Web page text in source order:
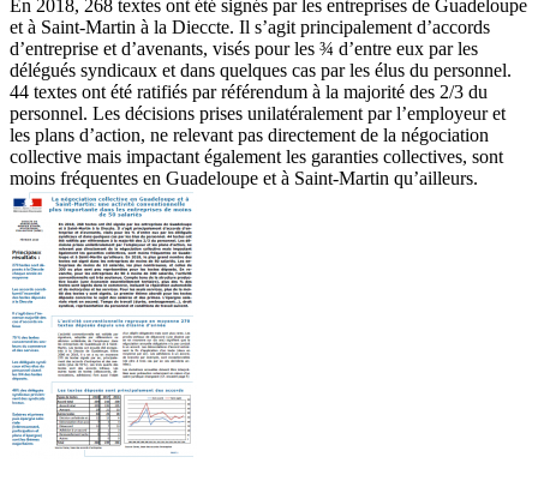
En 2018, 268 textes ont été signés par les entreprises de Guadeloupe
et à Saint-Martin à la Dieccte. Il s’agit principalement d’accords
d’entreprise et d’avenants, visés pour les ¾ d’entre eux par les
délégués syndicaux et dans quelques cas par les élus du personnel.
44 textes ont été ratifiés par référendum à la majorité des 2/3 du
personnel. Les décisions prises unilatéralement par l’employeur et
les plans d’action, ne relevant pas directement de la négociation
collective mais impactant également les garanties collectives, sont
moins fréquentes en Guadeloupe et à Saint-Martin qu’ailleurs.